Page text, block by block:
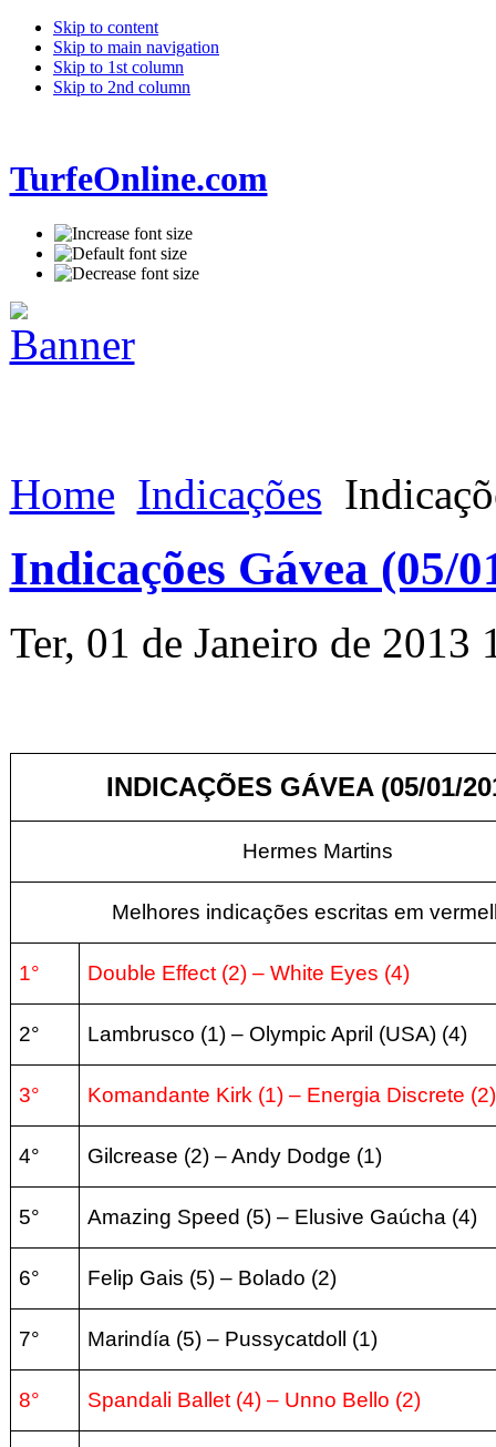
Skip to content
Skip to main navigation
Skip to 1st column
Skip to 2nd column
TurfeOnline.com
Home Indicações
Indicações Gávea (05/
Ter, 01 de Janeiro de 2013
INDICAÇÕES GÁVEA (05/01/
Hermes Martins
Melhores indicações escritas em
1° Double Effect (2) – White Eyes (4)
2° Lambrusco (1) – Olympic April (USA) (4)
3° Komandante Kirk (1) – Energia Discrete (2)
4° Gilcrease (2) – Andy Dodge (1)
5° Amazing Speed (5) – Elusive Gaúcha (4)
6° Felip Gais (5) – Bolado (2)
7° Marindía (5) – Pussycatdoll (1)
8° Spandali Ballet (4) – Unno Bello (2)